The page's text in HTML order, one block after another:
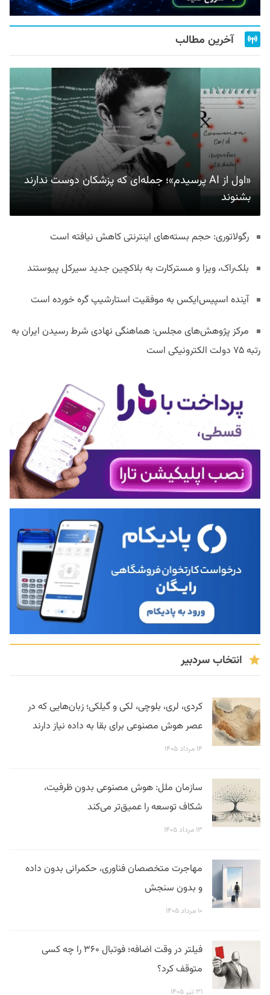
آخرین مطالب
«اول از AI پرسیدم»؛ جمله‌ای که پزشکان دوست ندارند
بشنوند
رگولاتوری: حجم بسته‌های اینترنتی کاهش نیافته است
بلک‌راک، ویزا و مسترکارت به بلاکچین جدید سیرکل پیوستند
آینده اسپیس‌ایکس به موفقیت استارشیپ گره خورده است
مرکز پژوهش‌های مجلس: هماهنگی نهادی شرط رسیدن ایران به
رتبه ۷۵ دولت الکترونیکی است
انتخاب سردبیر
کردی، لری، بلوچی، لکی و گیلکی؛ زبان‌هایی که در
عصر هوش مصنوعی برای بقا به داده نیاز دارند
۱۴ مرداد ۱۴۰۵
سازمان ملل: هوش مصنوعی بدون ظرفیت،
شکاف توسعه را عمیق‌تر می‌کند
۱۳ مرداد ۱۴۰۵
مهاجرت متخصصان فناوری، حکمرانی بدون داده
و بدون سنجش
۱۰ مرداد ۱۴۰۵
فیلتر در وقت اضافه؛ فوتبال ۳۶۰ را چه کسی
متوقف کرد؟
۳۱ تیر ۱۴۰۵